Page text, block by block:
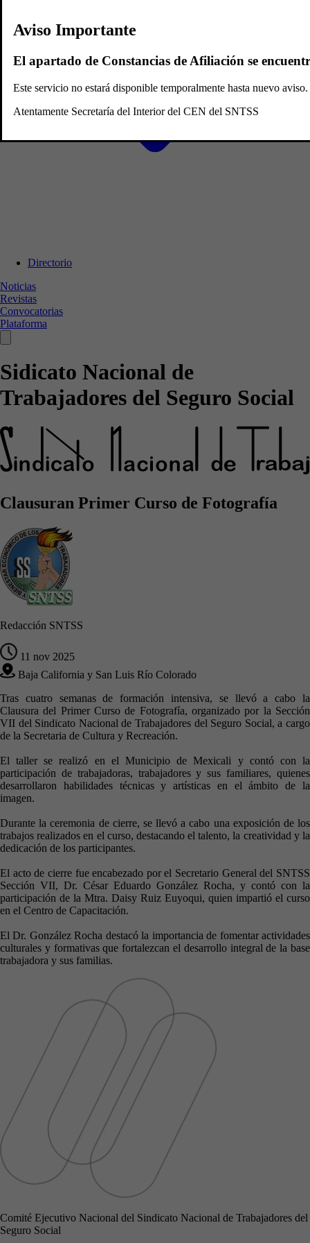
Directorio
Noticias
Revistas
Convocatorias
Plataforma
Sidicato Nacional de
Trabajadores del Seguro Social
Aviso Importante
El apartado de Constancias de Afiliación se
Este servicio no estará disponible temporalmente hasta nuevo
Atentamente Secretaría del Interior del CEN del SNTSS
Clausuran Primer Curso de Fotografía
Redacción SNTSS
11 nov 2025
Baja California y San Luis Río Colorado
Tras cuatro semanas de formación intensiva, se llevó a cabo la
Clausura del Primer Curso de Fotografía, organizado por la Sección
VII del Sindicato Nacional de Trabajadores del Seguro Social, a cargo
de la Secretaria de Cultura y Recreación.
El taller se realizó en el Municipio de Mexicali y contó con la
participación de trabajadoras, trabajadores y sus familiares, quienes
desarrollaron habilidades técnicas y artísticas en el ámbito de la
imagen.
Durante la ceremonia de cierre, se llevó a cabo una exposición de los
trabajos realizados en el curso, destacando el talento, la creatividad y la
dedicación de los participantes.
El acto de cierre fue encabezado por el Secretario General del SNTSS
Sección VII, Dr. César Eduardo González Rocha, y contó con la
participación de la Mtra. Daisy Ruiz Euyoqui, quien impartió el curso
en el Centro de Capacitación.
El Dr. González Rocha destacó la importancia de fomentar actividades
culturales y formativas que fortalezcan el desarrollo integral de la base
trabajadora y sus familias.
Comité Ejecutivo Nacional del Sindicato Nacional de Trabajadores del
Seguro Social